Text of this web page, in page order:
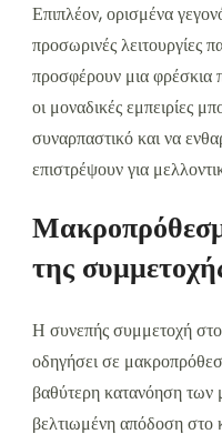
Επιπλέον, ορισμένα
προσωρινές λειτουργίες
προσφέρουν μια φρέσκια
οι μοναδικές εμπειρίες
συναρπαστικό και να
επιστρέψουν για
της
Η συνεπής συμμετοχή
οδηγήσει σε
βαθύτερη κατανόηση των
βελτιωμένη απόδοση